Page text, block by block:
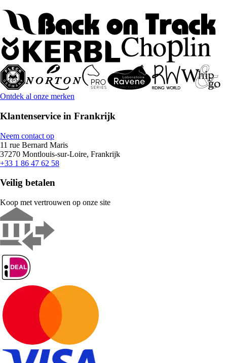
Ontdek al onze merken
Klantenservice in Frankrijk
Neem contact op
11 rue Bernard Maris
37270 Montlouis-sur-Loire, Frankrijk
+33 1 86 47 62 58
Veilig betalen
Koop met vertrouwen op onze site